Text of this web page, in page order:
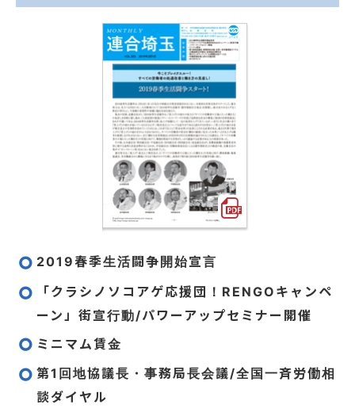
2019春季生活闘争開始宣言
「クラシノソコアゲ応援団！RENGOキャンペ
ーン」街宣行動/パワーアップセミナー開催
ミニマム賃金
第1回地協議長・事務局長会議/全国一斉労働相
談ダイヤル